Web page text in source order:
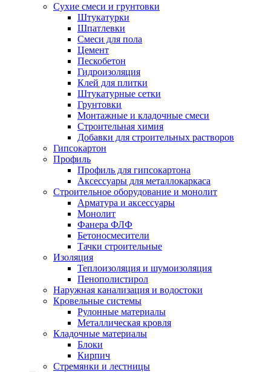
Сухие смеси и грунтовки
Штукатурки
Шпатлевки
Смеси для пола
Цемент
Пескобетон
Гидроизоляция
Клей для плитки
Штукатурные сетки
Грунтовки
Монтажные и кладочные смеси
Строительная химия
Добавки для строительных растворов
Гипсокартон
Профиль
Профиль для гипсокартона
Аксессуары для металлокаркаса
Строительное оборудование и монолит
Арматура и аксессуары
Монолит
Фанера ФЛФ
Бетоносмесители
Тачки строительные
Изоляция
Теплоизоляция и шумоизоляция
Пенополистирол
Наружная канализация и водостоки
Кровельные системы
Рулонные материалы
Металлическая кровля
Кладочные материалы
Блоки
Кирпич
Стремянки и лестницы